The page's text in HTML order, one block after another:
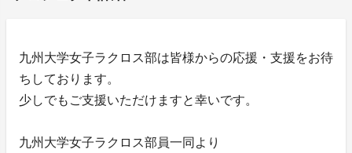
九州大学女子ラクロス部は皆様からの応援・支援をお待
ちしております。
少しでもご支援いただけますと幸いです。
九州大学女子ラクロス部員一同より